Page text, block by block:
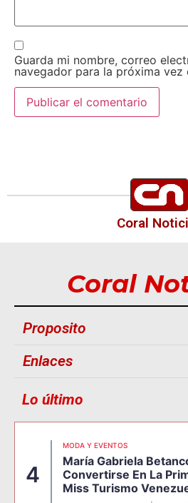
Guarda mi nombre, correo
navegador para la próxima vez
Coral
Coral
Proposito
Enlaces
Lo último
4
MODA Y EVENTOS
María Gabriela
Convertirse En La
Miss Turismo